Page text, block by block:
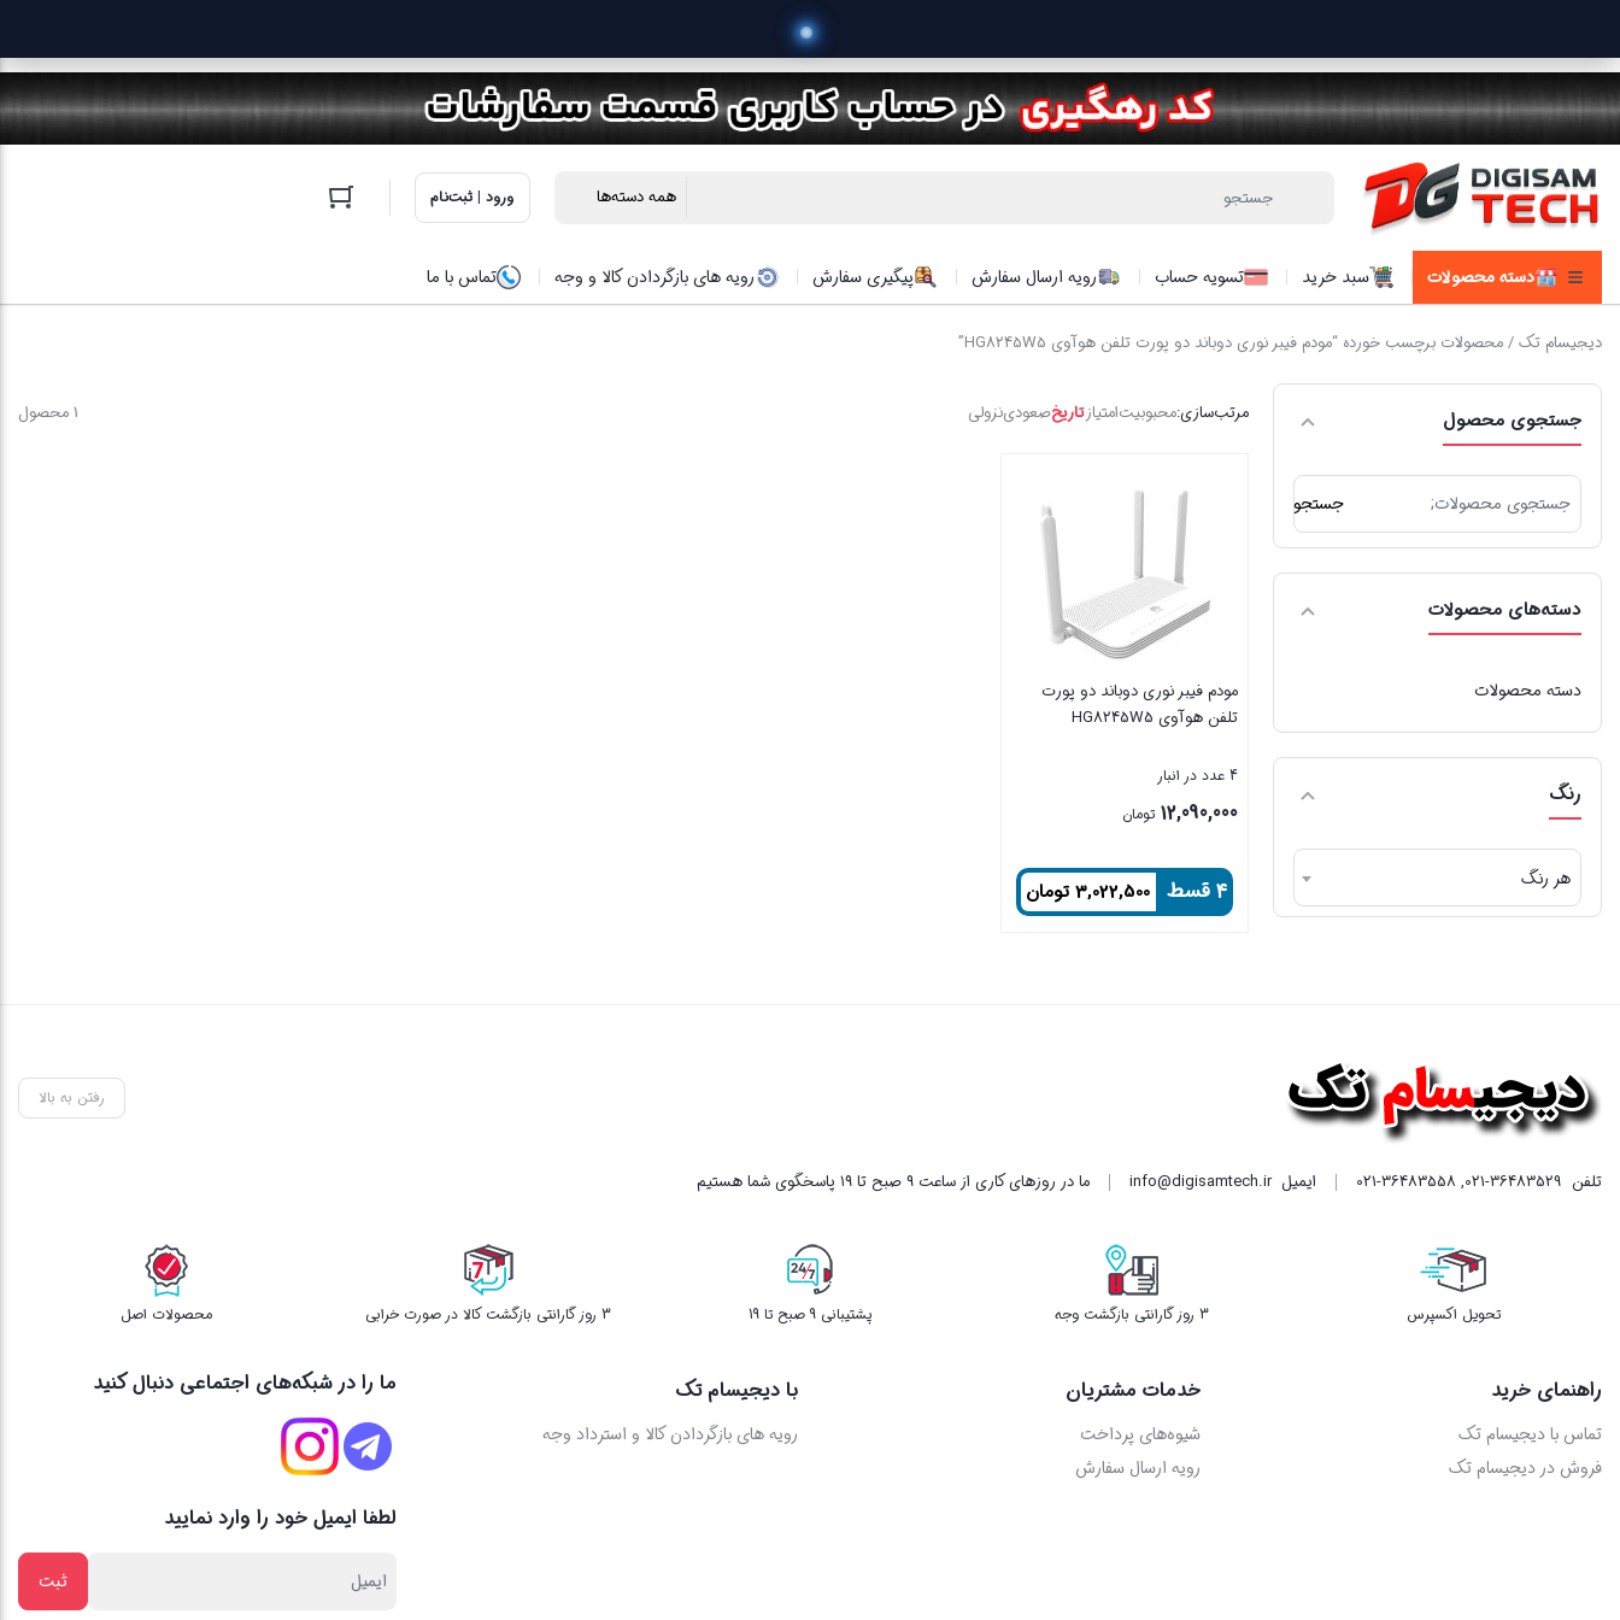
ورود | ثبت‌نام
دسته محصولات سبد خرید تسویه حساب رویه ارسال سفارش پیگیری سفارش رویه های بازگردادن کالا و وجه تماس با ما
دیجیسام تک/ محصولات برچسب خورده “مودم فیبر نوری دوباند دو پورت تلفن هوآوی HG8245W5”
جستجوی محصول
برای:
جستجو
دسته‌های محصولات
دسته محصولات
رنگ
هر رنگ
1 محصول مرتب‌سازی:محبوبیتامتیازتاریخصعودینزولی
مودم فیبر نوری دوباند دو پورت
تلفن هوآوی HG8245W5
4 عدد در انبار
12,090,000 تومان
۴ قسط 3,022,500 تومان
رفتن به بالا
تلفن 021-36483529
,
021-36483558 ایمیلinfo@digisamtech.ir ما در روزهای کاری از ساعت ۹ صبح تا ۱۹ پاسخگوی شما هستیم
تحویل اکسپرس 3 روز گارانتی بازگشت وجه پشتیبانی 9 صبح تا 19 3 روز گارانتی بازگشت کالا در صورت خرابی محصولات اصل
راهنمای خرید
تماس با دیجیسام تک
فروش در دیجیسام تک
خدمات مشتریان
شیوه‌های پرداخت
رویه ارسال سفارش
با دیجیسام تک
رویه های بازگردادن کالا و استرداد وجه
ما را در شبکه‌های اجتماعی دنبال کنید
لطفا ایمیل خود را وارد نمایید